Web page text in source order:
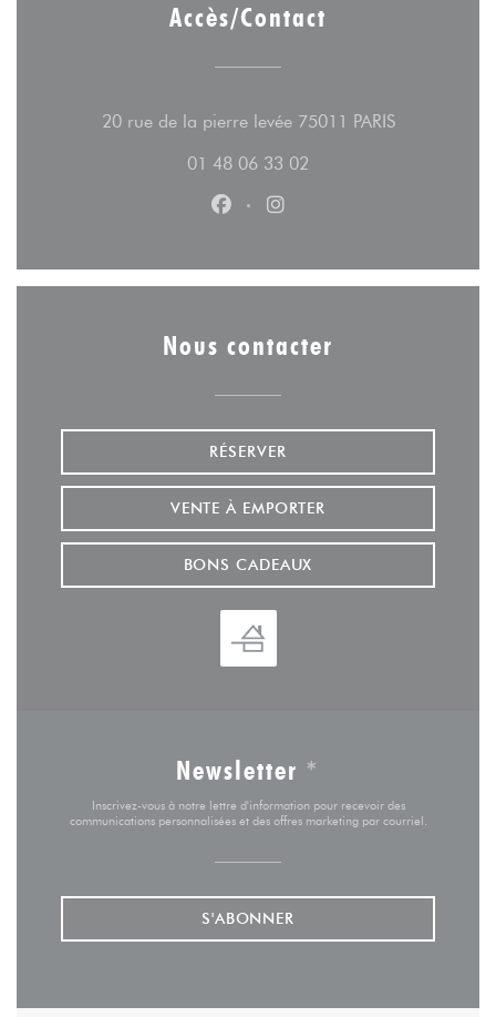
Accès/Contact
20 rue de la pierre levée 75011 PARIS((ouvre une
01 48 06 33 02
Facebook ((ouvre une nouvelle
Instagram ((ouvre une
Nous contacter
RÉSERVER
VENTE À EMPORTER
BONS CADEAUX
Newsletter *
Inscrivez-vous à notre lettre d'information pour recevoir des
communications personnalisées et des offres marketing par courriel.
S'ABONNER